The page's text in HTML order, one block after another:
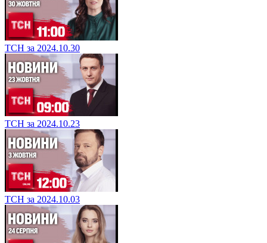
ТСН за 2024.10.30
ТСН за 2024.10.23
ТСН за 2024.10.03